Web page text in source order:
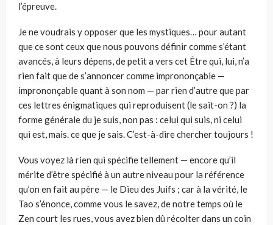
l’épreuve.
Je ne voudrais y opposer que les mystiques… pour autant
que ce sont ceux que nous pouvons définir comme s’étant
avancés, à leurs dépens, de petit a vers cet Être qui, lui, n’a
rien fait que de s’annoncer comme imprononçable —
imprononçable quant à son nom — par rien d’autre que par
ces lettres énigmatiques qui reproduisent (le sait-on ?) la
forme générale du je suis, non pas : celui qui suis, ni celui
qui est, mais. ce que je sais. C’est-à-dire chercher toujours !
Vous voyez là rien qui spécifie tellement — encore qu’il
mérite d’être spécifié à un autre niveau pour la référence
qu’on en fait au père — le Dieu des Juifs ; car à la vérité, le
Tao s’énonce, comme vous le savez, de notre temps où le
Zen court les rues, vous avez bien dû récolter dans un coin